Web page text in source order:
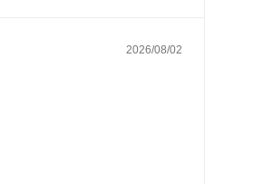
2026/08/02